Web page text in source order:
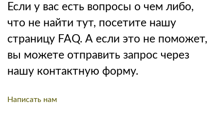
Если у вас есть вопросы о чем либо,
что не найти тут, посетите нашу
страницу FAQ. А если это не поможет,
вы можете отправить запрос через
нашу контактную форму.
Написать нам